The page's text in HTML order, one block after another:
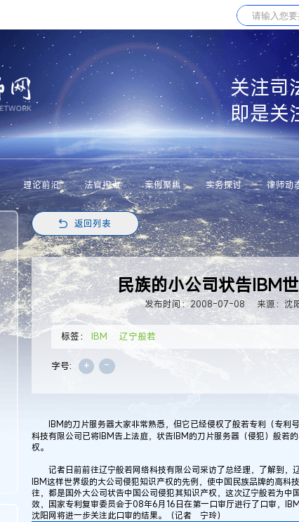
关注司
即是关
理论前沿 法官视点 案例聚焦 实务探讨 律师动
返回列表
民族的小公司状告IBM
发布时间：2008-07-08 来源：沈
标签： IBM 辽宁般若
字号: + -
IBM的刀片服务器大家非常熟悉，但它已经侵权了般若专利（专利
科技有限公司已将IBM告上法庭，状告IBM的刀片服务器（侵犯）般若
权。
记者日前前往辽宁般若网络科技有限公司采访了总经理，了解到，
IBM这样世界级的大公司侵犯知识产权的先例，使中国民族品牌的高科
往，都是国外大公司状告中国公司侵犯其知识产权，这次辽宁般若为
效，国家专利复审委员会于08年6月16日在第一口审厅进行了口审，
沈阳网将进一步关注此口审的结果。（记者 宁玲）